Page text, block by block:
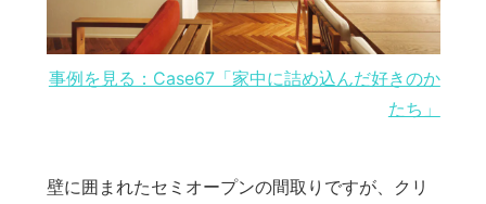
事例を見る：Case67「家中に詰め込んだ好きのか
たち」
壁に囲まれたセミオープンの間取りですが、クリ